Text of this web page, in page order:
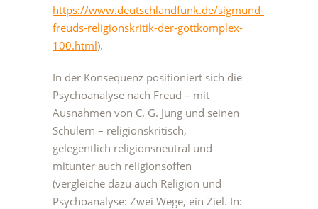
https://www.deutschlandfunk.de/sigmund-
freuds-religionskritik-der-gottkomplex-
100.html).
In der Konsequenz positioniert sich die
Psychoanalyse nach Freud – mit
Ausnahmen von C. G. Jung und seinen
Schülern – religionskritisch,
gelegentlich religionsneutral und
mitunter auch religionsoffen
(vergleiche dazu auch Religion und
Psychoanalyse: Zwei Wege, ein Ziel. In: